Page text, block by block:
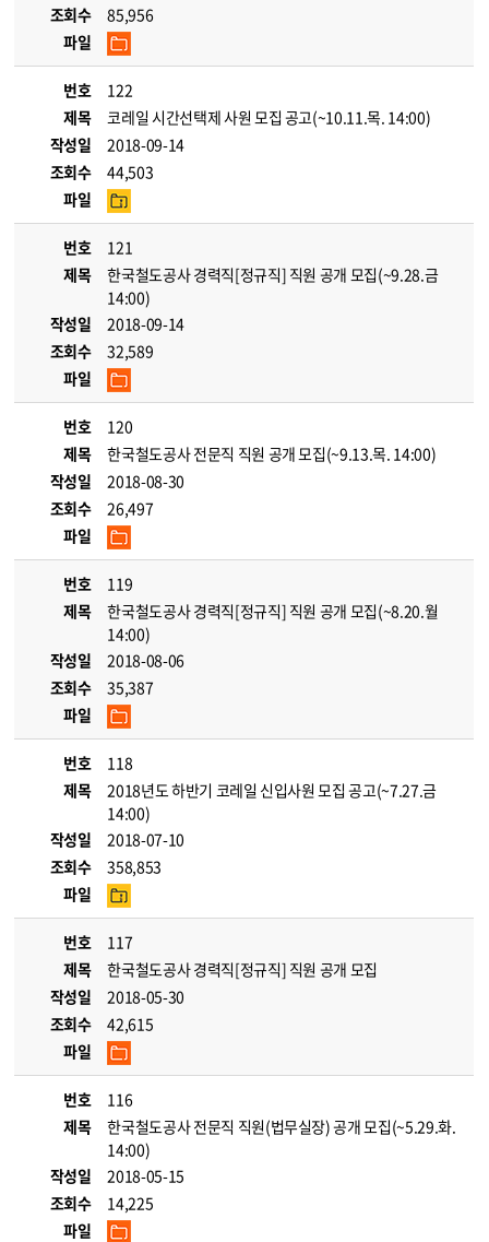
조회수
85,956
파일
번호
122
제목
코레일 시간선택제 사원 모집 공고(~10.11.목. 14:00)
작성일
2018-09-14
조회수
44,503
파일
번호
121
제목
한국철도공사 경력직[정규직] 직원 공개 모집(~9.28.금
14:00)
작성일
2018-09-14
조회수
32,589
파일
번호
120
제목
한국철도공사 전문직 직원 공개 모집(~9.13.목. 14:00)
작성일
2018-08-30
조회수
26,497
파일
번호
119
제목
한국철도공사 경력직[정규직] 직원 공개 모집(~8.20.월
14:00)
작성일
2018-08-06
조회수
35,387
파일
번호
118
제목
2018년도 하반기 코레일 신입사원 모집 공고(~7.27.금
14:00)
작성일
2018-07-10
조회수
358,853
파일
번호
117
제목
한국철도공사 경력직[정규직] 직원 공개 모집
작성일
2018-05-30
조회수
42,615
파일
번호
116
제목
한국철도공사 전문직 직원(법무실장) 공개 모집(~5.29.화.
14:00)
작성일
2018-05-15
조회수
14,225
파일